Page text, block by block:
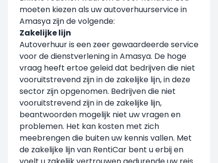
moeten kiezen als uw autoverhuurservice in
Amasya zijn de volgende:
Zakelijke lijn
Autoverhuur is een zeer gewaardeerde service
voor de dienstverlening in Amasya. De hoge
vraag heeft ertoe geleid dat bedrijven die niet
vooruitstrevend zijn in de zakelijke lijn, in deze
sector zijn opgenomen. Bedrijven die niet
vooruitstrevend zijn in de zakelijke lijn,
beantwoorden mogelijk niet uw vragen en
problemen. Het kan kosten met zich
meebrengen die buiten uw kennis vallen. Met
de zakelijke lijn van RentiCar bent u erbij en